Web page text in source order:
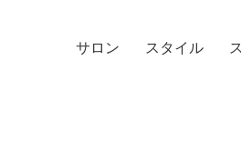
サロン スタイル